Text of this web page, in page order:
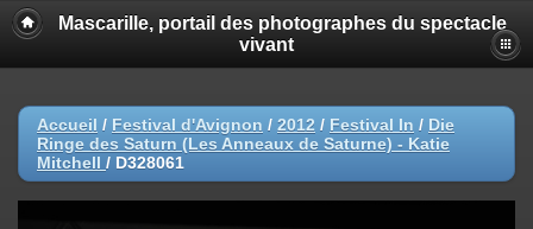
Mascarille, portail des photographes du spectacle
vivant
Accueil / Festival d'Avignon / 2012 / Festival In / Die
Ringe des Saturn (Les Anneaux de Saturne) - Katie
Mitchell / D328061